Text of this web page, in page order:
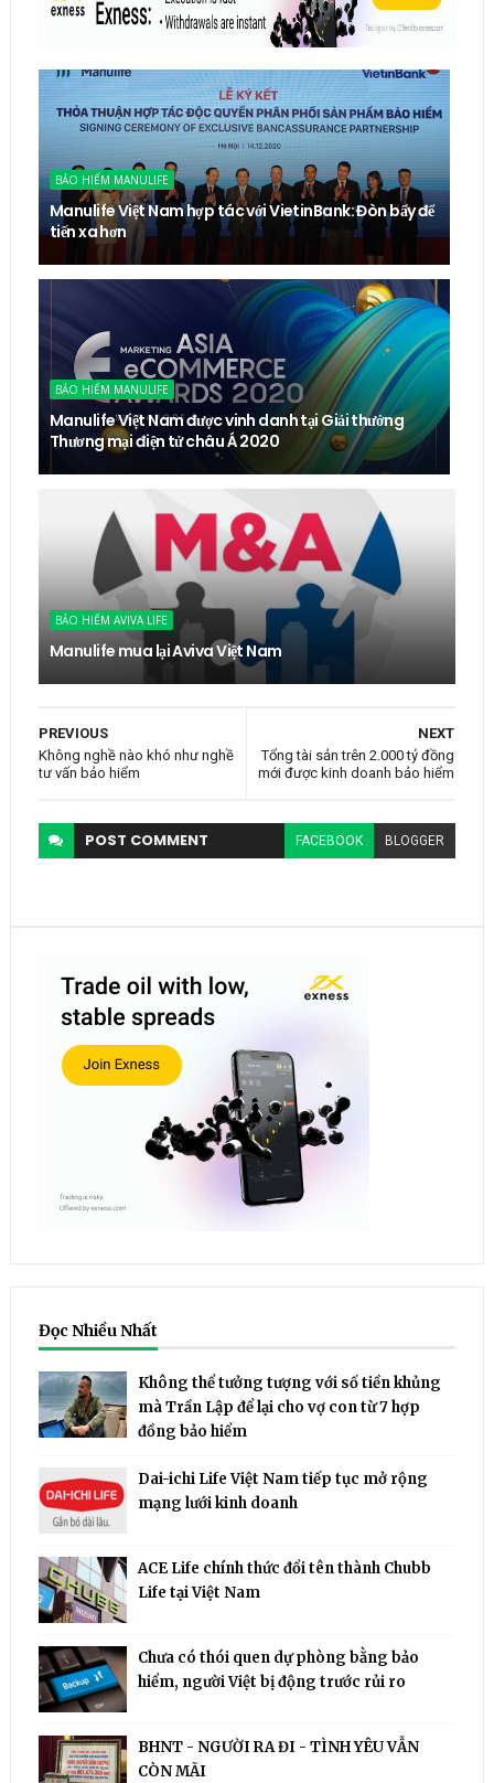
BẢO HIỂM MANULIFE
Manulife Việt Nam hợp tác với VietinBank: Đòn bẩy để
tiến xa hơn
BẢO HIỂM MANULIFE
Manulife Việt Nam được vinh danh tại Giải thưởng
Thương mại điện tử châu Á 2020
BẢO HIỂM AVIVA LIFE
Manulife mua lại Aviva Việt Nam
NEXT
Tổng tài sản trên 2.000 tỷ đồng
mới được kinh doanh bảo hiểm
PREVIOUS
Không nghề nào khó như nghề
tư vấn bảo hiểm
POST COMMENT FACEBOOK BLOGGER
Đọc Nhiều Nhất
Không thể tưởng tượng với số tiền khủng
mà Trần Lập để lại cho vợ con từ 7 hợp
đồng bảo hiểm
Dai-ichi Life Việt Nam tiếp tục mở rộng
mạng lưới kinh doanh
ACE Life chính thức đổi tên thành Chubb
Life tại Việt Nam
Chưa có thói quen dự phòng bằng bảo
hiểm, người Việt bị động trước rủi ro
BHNT - NGƯỜI RA ĐI - TÌNH YÊU VẪN
CÒN MÃI